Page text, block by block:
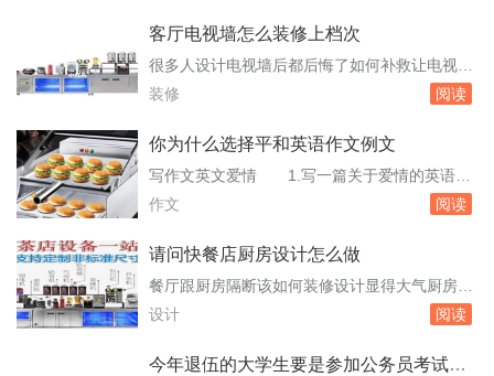
药、还有成教生的氏旅没，至于镇陵本急我真是
计算机貌似挺强的，俺就歼纳是苏大的。苏州大
学王牌专业有哪些 苏州大学坐落于素有“人
客厅电视墙怎么装修上档次
很多人设计电视墙后都后悔了如何补救让电视墙
更实用 有使用软装修的方式、增加装饰品、
使用现在流行的软装修的方式，用心仪的壁纸，
用就不太大了。这个时候可以把它作为一种隔
断，在上面悬挂上比较有档次的油画或者仿油
装修 阅读
你为什么选择平和英语作文例文
写作文英文爱情 1.写一篇关于爱情的英语作
文ThePositiveMeaningsofLoveWe''dliketoshare
meanstha。选择的人不知所措的人看看大海吧J
作文 阅读
请问快餐店厨房设计怎么做
餐厅跟厨房隔断该如何装修设计显得大气厨房与
餐厅设计效果哪种 餐厅厨房的隔断是一个技
关利用更为广泛。住房面积小，餐厅只能跟客厅
设计 阅读
今年退伍的大学生要是参加公务员考试的